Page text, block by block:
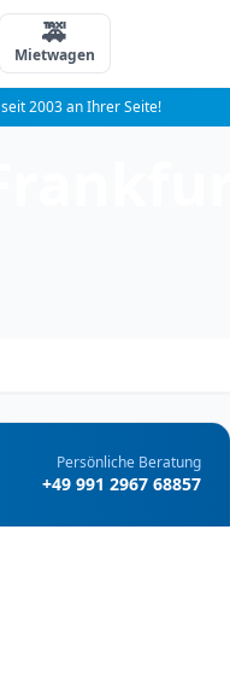
🚕
Mietwagen
seit 2003 an Ihrer Seite!
Persönliche Beratung
+49 991 2967 68857